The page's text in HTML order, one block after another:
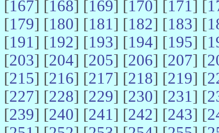
[167] [168] [169] [170] [171] [
[179] [180] [181] [182] [183] [
[191] [192] [193] [194] [195] [
[203] [204] [205] [206] [207] [
[215] [216] [217] [218] [219] [
[227] [228] [229] [230] [231] [
[239] [240] [241] [242] [243] [